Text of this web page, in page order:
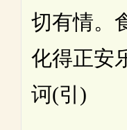
切有情。
化得正安
诃(引)